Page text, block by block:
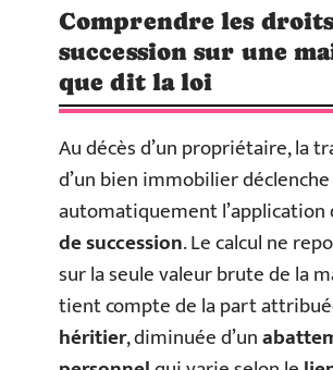
Comprendre les
succession sur une
que dit la loi
Au décès d’un propriétaire, la
d’un bien immobilier déclenche
automatiquement l’application
de succession. Le calcul ne
sur la seule valeur brute de la
tient compte de la part
héritier, diminuée d’un